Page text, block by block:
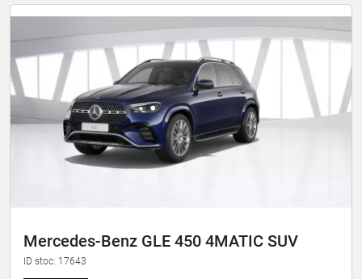
Mercedes-Benz GLE 450 4MATIC SUV
ID stoc: 17643